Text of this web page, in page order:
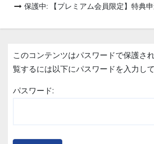
保護中: 【プレミアム会員限定】特典
このコンテンツはパスワードで保護さ
覧するには以下にパスワードを入力して
パスワード: